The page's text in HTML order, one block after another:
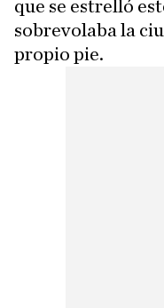
que se estrelló
sobrevolaba la
propio pie.